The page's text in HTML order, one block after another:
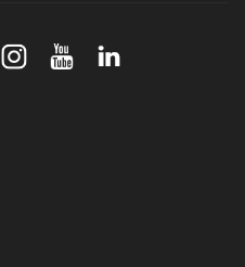
robótica FIRST 2026! (video)